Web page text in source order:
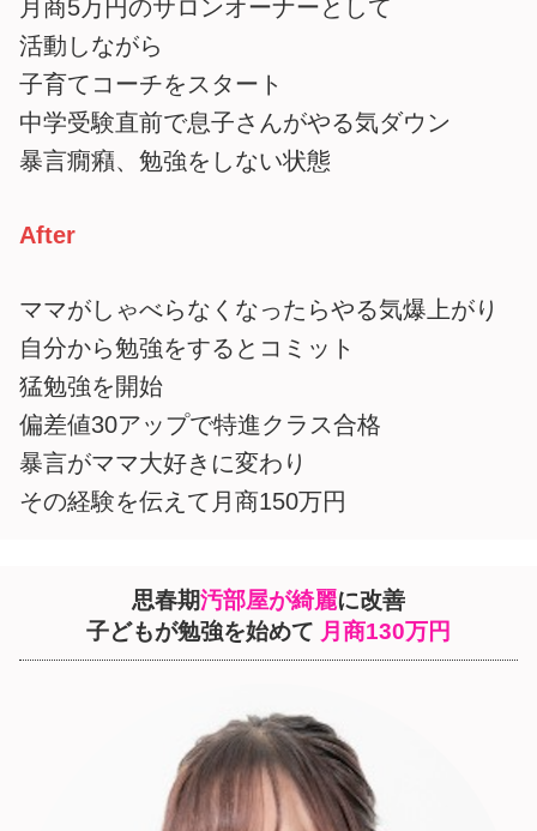
月商5万円のサロンオーナーとして
活動しながら
子育てコーチをスタート
中学受験直前で息子さんがやる気ダウン
暴言癇癪、勉強をしない状態
After
ママがしゃべらなくなったらやる気爆上がり
自分から勉強をするとコミット
猛勉強を開始
偏差値30アップで特進クラス合格
暴言がママ大好きに変わり
その経験を伝えて月商150万円
思春期汚部屋が綺麗に改善
子どもが勉強を始めて 月商130万円